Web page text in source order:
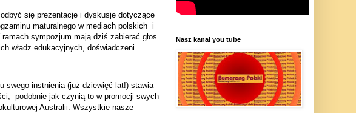
się prezentacje i dyskusje dotyczące
maturalnego w mediach polskich i
sympozjum mają dziś zabierać głos
władz edukacyjnych, doświadczeni
swego instnienia (już dziewięć lat!) stawia
podobnie jak czynią to w promocji swych
Australii. Wszystkie nasze
Nasz kanał you tube